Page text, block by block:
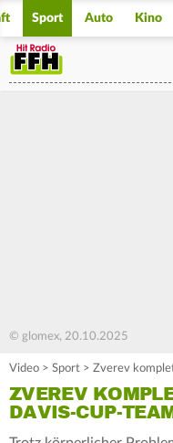
Sport Auto Kino
© glomex, 20.10.2025
Video > Sport > Zverev
ZVEREV
DAVIS-CUP-